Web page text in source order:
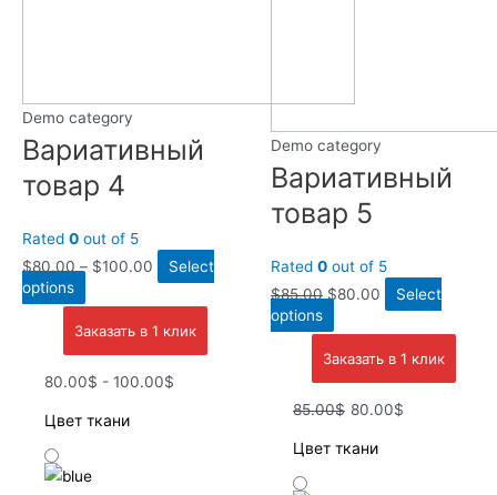
Demo category
Вариативный
товар 4
Rated 0 out of 5
$80.00– $100.00
Select
options
Заказать в 1 клик
80.00$ - 100.00$
Цвет ткани
Demo category
Вариативный
товар 5
Rated 0 out of 5
$85.00 $80.00
Select
options
Заказать в 1 клик
85.00$ 80.00$
Цвет ткани